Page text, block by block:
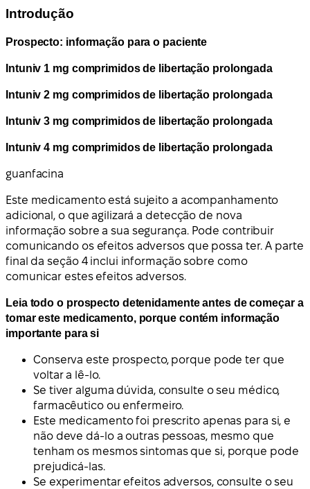
Introdução
Prospecto: informação para o paciente
Intuniv 1 mg comprimidos de libertação prolongada
Intuniv 2 mg comprimidos de libertação prolongada
Intuniv 3 mg comprimidos de libertação prolongada
Intuniv 4 mg comprimidos de libertação prolongada
guanfacina
Este medicamento está sujeito a acompanhamento
adicional, o que agilizará a detecção de nova
informação sobre a sua segurança. Pode contribuir
comunicando os efeitos adversos que possa ter. A parte
final da seção 4 inclui informação sobre como
comunicar estes efeitos adversos.
Leia todo o prospecto detenidamente antes de começar a
tomar este medicamento, porque contém informação
importante para si
Conserva este prospecto, porque pode ter que
voltar a lê-lo.
Se tiver alguma dúvida, consulte o seu médico,
farmacêutico ou enfermeiro.
Este medicamento foi prescrito apenas para si, e
não deve dá-lo a outras pessoas, mesmo que
tenham os mesmos sintomas que si, porque pode
prejudicá-las.
Se experimentar efeitos adversos, consulte o seu